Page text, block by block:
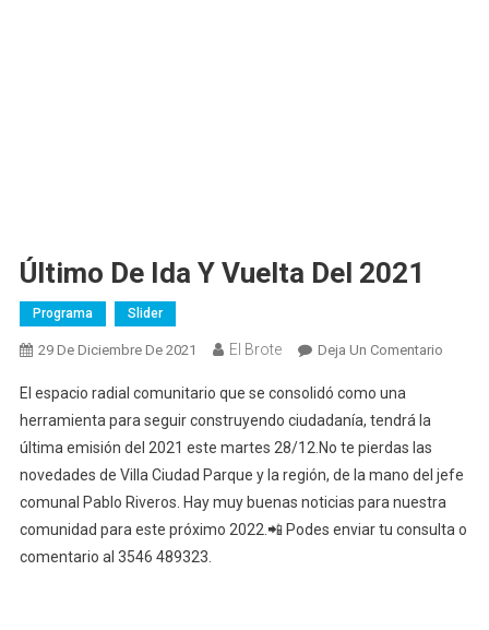
Último De Ida Y Vuelta Del 2021
Programa Slider
29 De Diciembre De 2021 El Brote Deja Un ComentarioEn
Vuelta
Del
2021
El espacio radial comunitario que se consolidó como una
herramienta para seguir construyendo ciudadanía, tendrá la
última emisión del 2021 este martes 28/12.No te pierdas las
novedades de Villa Ciudad Parque y la región, de la mano del jefe
comunal Pablo Riveros. Hay muy buenas noticias para nuestra
comunidad para este próximo 2022.📲 Podes enviar tu consulta o
comentario al 3546 489323.